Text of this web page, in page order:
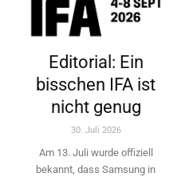
Editorial: Ein
bisschen IFA ist
nicht genug
30. Juli 2026
Am 13. Juli wurde offiziell
bekannt, dass Samsung in